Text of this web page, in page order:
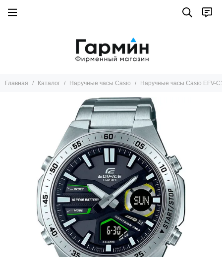
Главная Каталог Наручные часы Casio Наручные часы Casio EFV-